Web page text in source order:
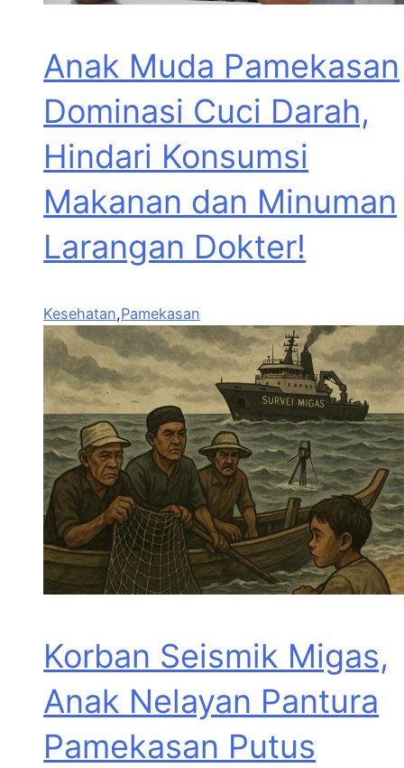
Anak Muda Pamekasan
Dominasi Cuci Darah,
Hindari Konsumsi
Makanan dan Minuman
Larangan Dokter!
Kesehatan,Pamekasan
Korban Seismik Migas,
Anak Nelayan Pantura
Pamekasan Putus